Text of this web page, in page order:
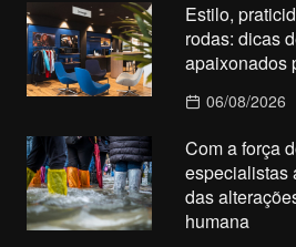
Estilo,
rodas: dicas
apaixonados
06/08/2026
Com a força
especialistas
das
humana